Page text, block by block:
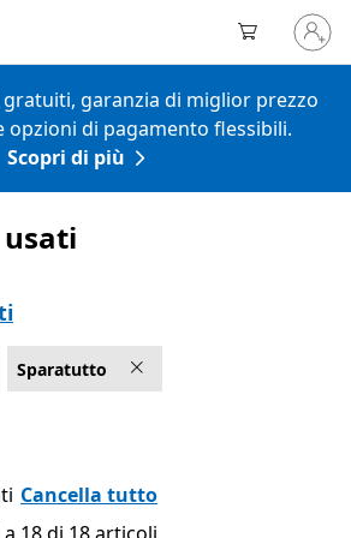
Accedi
con
il
account
gratuiti, garanzia di miglior prezzo
opzioni di pagamento flessibili.
Scopri di più
Sparatutto
Cancella tutto
18 di 18 articoli